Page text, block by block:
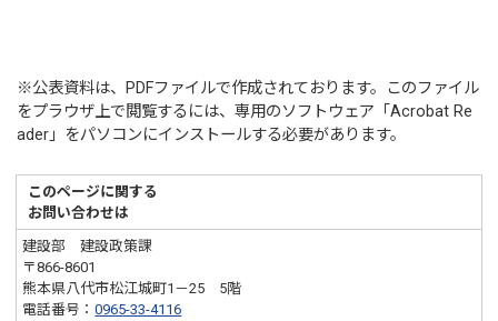
※公表資料は、PDFファイルで作成されております。このファイル
をプラウザ上で閲覧するには、専用のソフトウェア「Acrobat Re
ader」をパソコンにインストールする必要があります。
このページに関する
お問い合わせは
建設部 建設政策課
〒866-8601
熊本県八代市松江城町1－25 5階
電話番号：0965-33-4116